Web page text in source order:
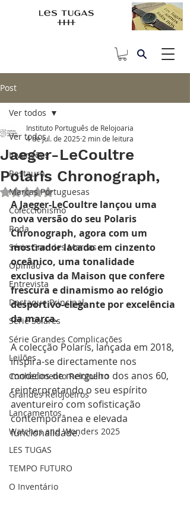
Post
Ver todos
Invenções
Restauro
Marcas Portuguesas
Coleccionismo
Roda
Série Grandes Marcas
Opinião
Entrevista
Destaque Principal
Série Solares
Série Grandes Complicações
Leilões
Conhecimento Relojoeiro
Grandes Relojoeiros
Lançamentos
Watches and Wonders 2025
LES TUGAS
TEMPO FUTURO
O Inventário
Ver todos
Jaeger-LeCoultre
Polaris Chronograph,
Instituto Português de Relojoaria
4 de jul. de 2025 2 min de leitura
Avaliado com NaN de 5 estrelas.
A Jaeger-LeCoultre lançou uma
nova versão do seu Polaris
Chronograph, agora com um
mostrador lacado em cinzento
oceânico, uma tonalidade
exclusiva da Maison que confere
frescura e dinamismo ao relógio
desportivo-elegante por excelência
da marca.
A colecção Polaris, lançada em 2018,
inspira-se directamente nos
modelos de mergulho dos anos 60,
reinterpretando o seu espírito
aventureiro com sofisticação
contemporânea e elevada
funcionalidade.